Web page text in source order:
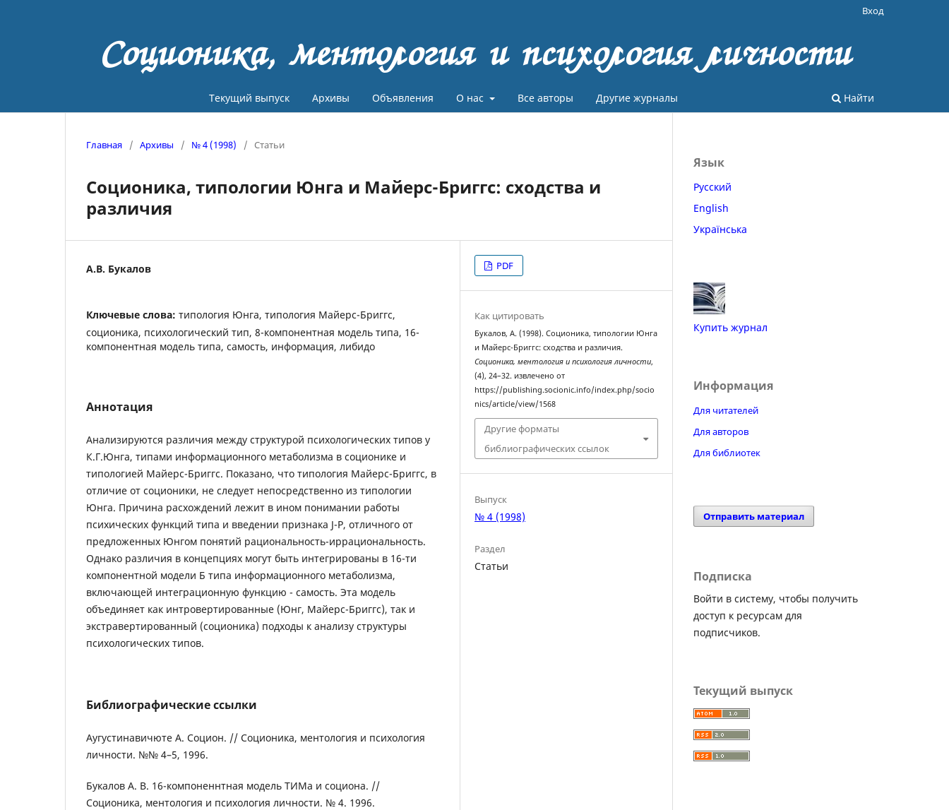
Соционика, ментология и психология личности
Текущий выпуск Архивы Объявления О нас Все авторы Другие журналы Найти
Вход
Главная / Архивы / № 4 (1998) / Статьи
Соционика, типологии Юнга и Майерс-Бриггс: сходства и
различия
А.В. Букалов
Ключевые слова: типология Юнга, типология Майерс-Бриггс,
соционика, психологический тип, 8-компонентная модель типа, 16-
компонентная модель типа, самость, информация, либидо
Аннотация
Анализируются различия между структурой психологических типов у
К.Г.Юнга, типами информационного метаболизма в соционике и
типологией Майерс-Бриггс. Показано, что типология Майерс-Бриггс, в
отличие от соционики, не следует непосредственно из типологии
Юнга. Причина расхождений лежит в ином понимании работы
психических функций типа и введении признака J-P, отличного от
предложенных Юнгом понятий рациональность-иррациональность.
Однако различия в концепциях могут быть интегрированы в 16-ти
компонентной модели Б типа информационного метаболизма,
включающей интеграционную функцию - самость. Эта модель
объединяет как интровертированные (Юнг, Майерс-Бриггс), так и
экстравертированный (соционика) подходы к анализу структуры
психологических типов.
Библиографические ссылки
Аугустинавичюте А. Социон. // Соционика, ментология и психология
личности. №№ 4–5, 1996.
Букалов А. В. 16-компоненнтная модель ТИМа и социона. //
Соционика, ментология и психология личности. № 4. 1996.
PDF
Как цитировать
Букалов, А. (1998). Соционика, типологии Юнга
и Майерс-Бриггс: сходства и различия.
Соционика, ментология и психология личности,
(4), 24–32. извлечено от
https://publishing.socionic.info/index.php/socio
nics/article/view/1568
Другие форматы
библиографических ссылок
Выпуск
№ 4 (1998)
Раздел
Статьи
Язык
Русский
English
Українська
Купить журнал
Информация
Для читателей
Для авторов
Для библиотек
Отправить материал
Подписка
Войти в систему, чтобы получить
доступ к ресурсам для
подписчиков.
Текущий выпуск